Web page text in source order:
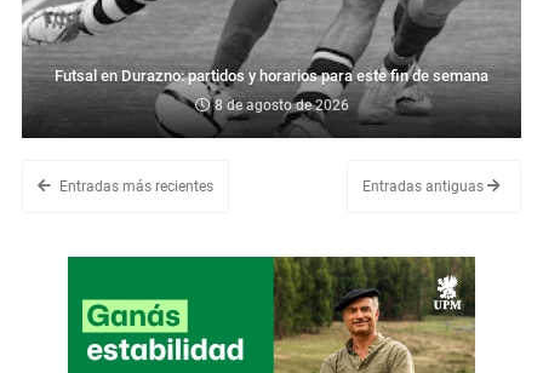
Futsal en Durazno: partidos y horarios para este fin de semana
8 de agosto de 2026
Entradas más recientes Entradas antiguas